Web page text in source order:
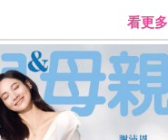
看更多